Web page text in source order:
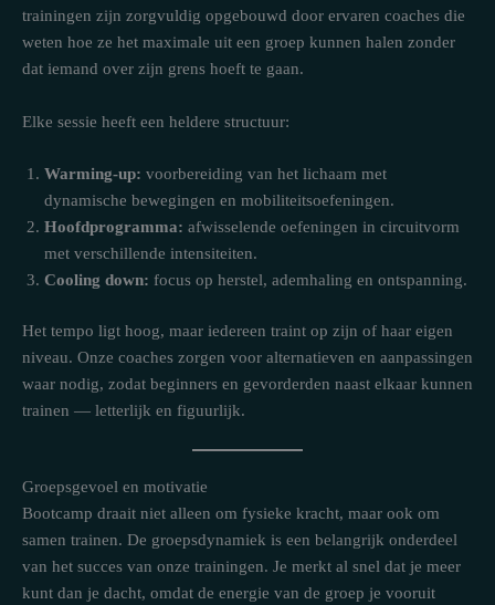
trainingen zijn zorgvuldig opgebouwd door ervaren coaches die
weten hoe ze het maximale uit een groep kunnen halen zonder
dat iemand over zijn grens hoeft te gaan.
Elke sessie heeft een heldere structuur:
Warming-up: voorbereiding van het lichaam met
dynamische bewegingen en mobiliteitsoefeningen.
Hoofdprogramma: afwisselende oefeningen in circuitvorm
met verschillende intensiteiten.
Cooling down: focus op herstel, ademhaling en ontspanning.
Het tempo ligt hoog, maar iedereen traint op zijn of haar eigen
niveau. Onze coaches zorgen voor alternatieven en aanpassingen
waar nodig, zodat beginners en gevorderden naast elkaar kunnen
trainen — letterlijk en figuurlijk.
Groepsgevoel en motivatie
Bootcamp draait niet alleen om fysieke kracht, maar ook om
samen trainen. De groepsdynamiek is een belangrijk onderdeel
van het succes van onze trainingen. Je merkt al snel dat je meer
kunt dan je dacht, omdat de energie van de groep je vooruit